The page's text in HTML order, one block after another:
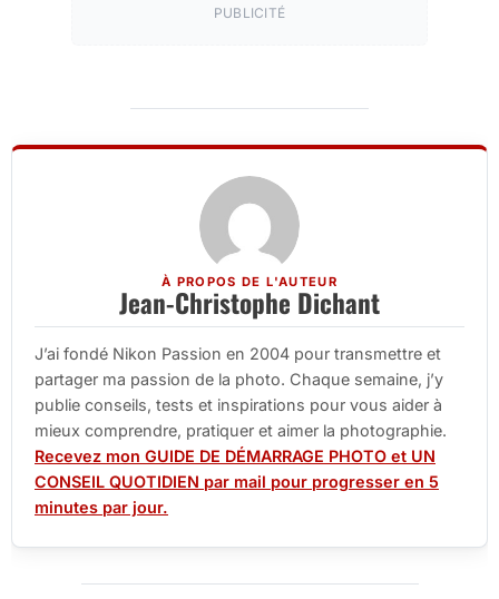
PUBLICITÉ
À PROPOS DE L'AUTEUR
Jean-Christophe Dichant
J’ai fondé Nikon Passion en 2004 pour transmettre et
partager ma passion de la photo. Chaque semaine, j’y
publie conseils, tests et inspirations pour vous aider à
mieux comprendre, pratiquer et aimer la photographie.
Recevez mon GUIDE DE DÉMARRAGE PHOTO et UN
CONSEIL QUOTIDIEN par mail pour progresser en 5
minutes par jour.